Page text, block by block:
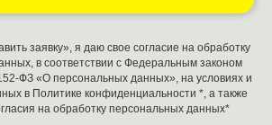
заявку», я даю свое согласие на обработку
в соответствии с Федеральным законом
ФЗ «О персональных данных», на условиях и
в Политике конфиденциальности *, а также
на обработку персональных данных*